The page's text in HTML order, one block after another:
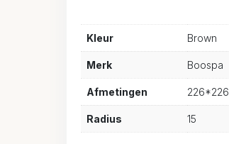
Kleur Brown
Merk Boospa
Afmetingen 226*226
Radius 15